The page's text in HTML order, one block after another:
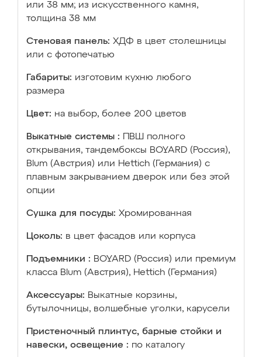
или 38 мм; из искусственного камня,
толщина 38 мм
Стеновая панель: ХДФ в цвет столешницы
или с фотопечатью
Габариты: изготовим кухню любого
размера
Цвет: на выбор, более 200 цветов
Выкатные системы :
ПВШ полного
открывания, тандембоксы BOYARD (Россия),
Blum (Австрия) или Hettich (Германия) с
плавным закрыванием дверок или без этой
опции
Сушка для посуды: Хромированная
Цоколь: в цвет фасадов или корпуса
Подъемники : BOYARD (Россия) или премиум
класса Blum (Австрия), Hettich (Германия)
Аксессуары: Выкатные корзины,
бутылочницы, волшебные уголки, карусели
Пристеночный плинтус, барные стойки и
навески, освещение : по каталогу